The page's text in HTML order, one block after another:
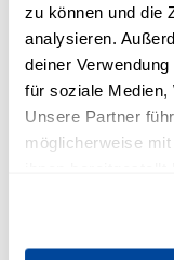
zu können und die
analysieren.
deiner
für soziale Medien,
Unsere Partner
möglicherweise